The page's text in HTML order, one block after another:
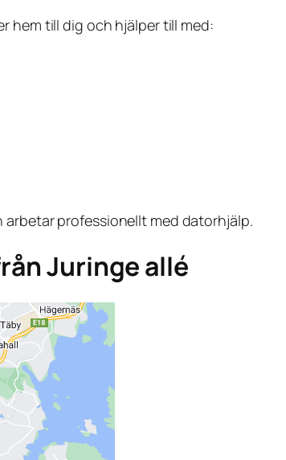
hem till dig och hjälper till med:
arbetar professionellt med datorhjälp.
Juringe allé